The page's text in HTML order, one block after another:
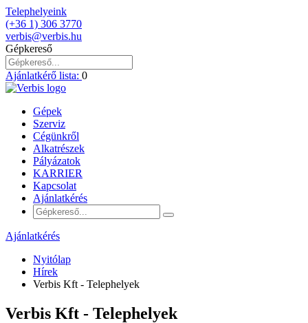
Telephelyeink
(+36 1) 306 3770
verbis@verbis.hu
Gépkereső
Ajánlatkérő lista: 0
Gépek
Szerviz
Cégünkről
Alkatrészek
Pályázatok
KARRIER
Kapcsolat
Ajánlatkérés
Ajánlatkérés
Nyitólap
Hírek
Verbis Kft - Telephelyek
Verbis Kft - Telephelyek